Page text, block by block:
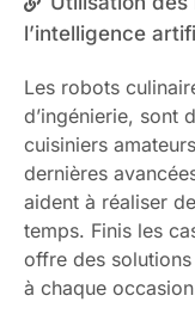
l’intelligence
Les robots
d’ingénierie, sont
cuisiniers
dernières
aident à réaliser
temps. Finis les
offre des
à chaque